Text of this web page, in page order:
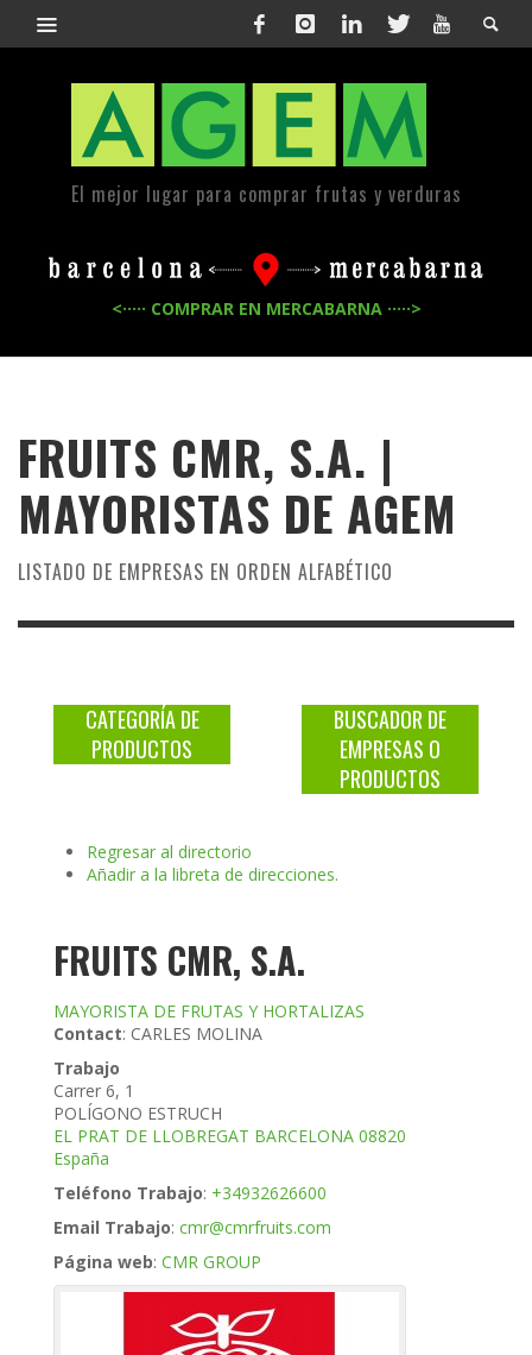
El mejor lugar para comprar frutas y verduras
<····· COMPRAR EN MERCABARNA ·····>
FRUITS CMR, S.A. |
MAYORISTAS DE AGEM
LISTADO DE EMPRESAS EN ORDEN ALFABÉTICO
CATEGORÍA DE
PRODUCTOS
BUSCADOR DE
EMPRESAS O
PRODUCTOS
Regresar al directorio
Añadir a la libreta de direcciones.
FRUITS CMR, S.A.
MAYORISTA DE FRUTAS Y HORTALIZAS
Contact: CARLES MOLINA
Trabajo
Carrer 6, 1
POLÍGONO ESTRUCH
EL PRAT DE LLOBREGAT BARCELONA 08820
España
Teléfono Trabajo: +34932626600
Email Trabajo: cmr@cmrfruits.com
Página web: CMR GROUP